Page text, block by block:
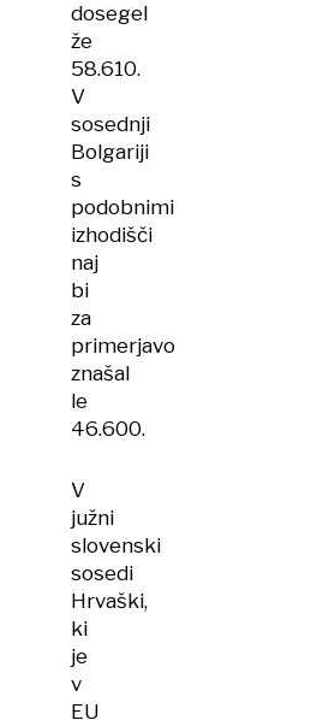
dosegel
že
58.610.
V
sosednji
Bolgariji
s
podobnimi
izhodišči
naj
bi
za
primerjavo
znašal
le
46.600.
V
južni
slovenski
sosedi
Hrvaški,
ki
je
v
EU